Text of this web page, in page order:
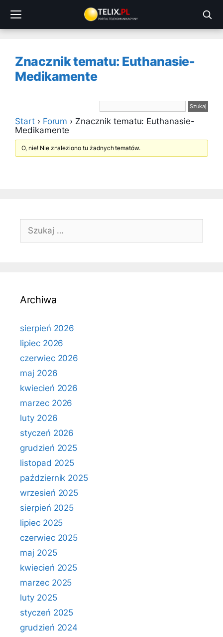
treści
Znacznik tematu: Euthanasie-
Medikamente
Start › Forum › Znacznik tematu: Euthanasie-
Medikamente
O, nie! Nie znaleziono tu żadnych tematów.
Szukaj:
Archiwa
sierpień 2026
lipiec 2026
czerwiec 2026
maj 2026
kwiecień 2026
marzec 2026
luty 2026
styczeń 2026
grudzień 2025
listopad 2025
październik 2025
wrzesień 2025
sierpień 2025
lipiec 2025
czerwiec 2025
maj 2025
kwiecień 2025
marzec 2025
luty 2025
styczeń 2025
grudzień 2024